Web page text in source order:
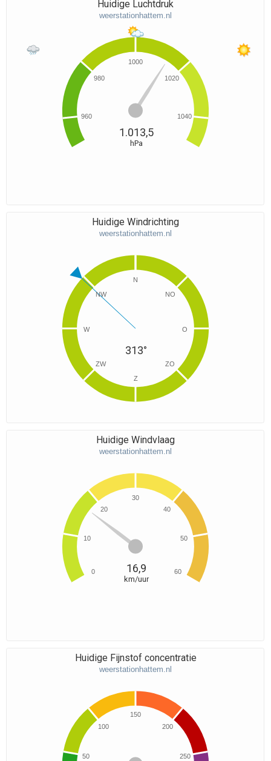
Huidige Luchtdruk
weerstationhattem.nl
960
980
1000
1020
1040
1.013,5
hPa
Huidige Windrichting
weerstationhattem.nl
N
NO
O
ZO
Z
ZW
W
NW
313°
Huidige Windvlaag
weerstationhattem.nl
0
10
20
30
40
50
60
16,9
km/uur
Huidige Fijnstof concentratie
weerstationhattem.nl
50
100
150
200
250